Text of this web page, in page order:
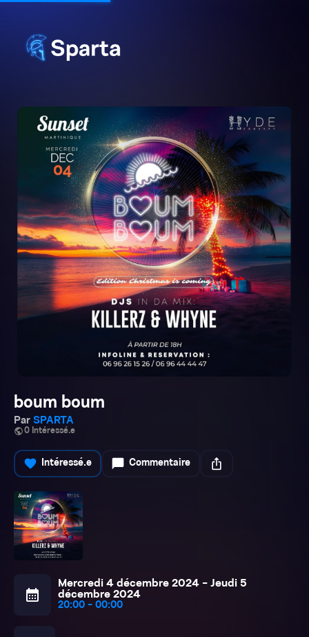
boum boum
Par SPARTA
public0 Intéressé.e
favorite Intéressé.e chat_bubble Commentaire ios_share
calendar_month
Mercredi 4 décembre 2024 - Jeudi 5
décembre 2024
20:00 - 00:00